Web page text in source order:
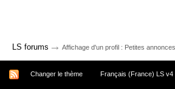
LS forums → Affichage d'un profil : Petites
Changer le thème Français (France) LS v4